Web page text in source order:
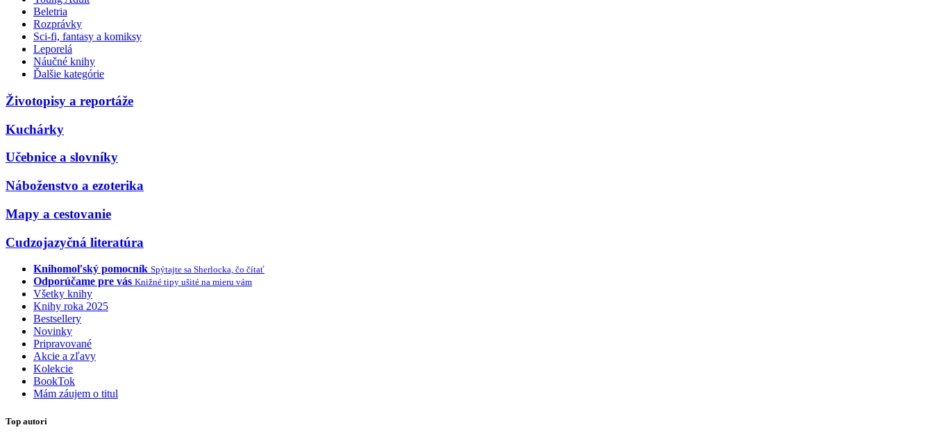
Beletria
Rozprávky
Sci-fi, fantasy a komiksy
Leporelá
Náučné knihy
Ďalšie kategórie
Životopisy a reportáže
Kuchárky
Učebnice a slovníky
Náboženstvo a ezoterika
Mapy a cestovanie
Cudzojazyčná literatúra
Knihomoľský pomocník Spýtajte sa Sherlocka, čo čítať
Odporúčame pre vás Knižné tipy ušité na mieru vám
Všetky knihy
Knihy roka 2025
Bestsellery
Novinky
Pripravované
Akcie a zľavy
Kolekcie
BookTok
Mám záujem o titul
Top autori